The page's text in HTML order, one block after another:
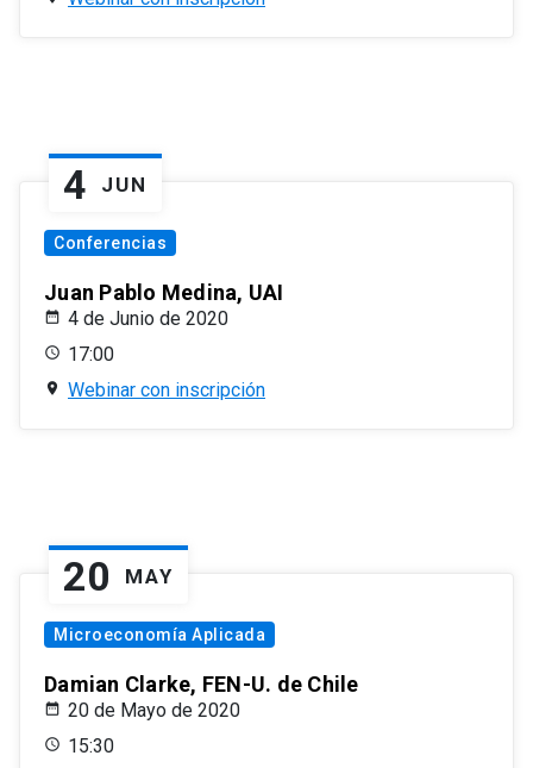
4 JUN
Conferencias
Juan Pablo Medina, UAI
4 de Junio de 2020
17:00
Webinar con inscripción
20 MAY
Microeconomía Aplicada
Damian Clarke, FEN-U. de Chile
20 de Mayo de 2020
15:30